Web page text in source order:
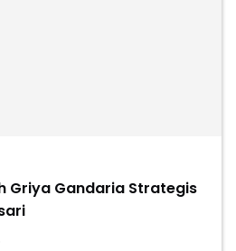
Griya Gandaria Strategis